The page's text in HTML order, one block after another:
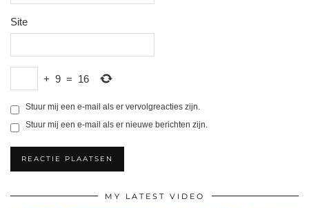
Site
+ 9 = 16
Stuur mij een e-mail als er vervolgreacties zijn.
Stuur mij een e-mail als er nieuwe berichten zijn.
MY LATEST VIDEO